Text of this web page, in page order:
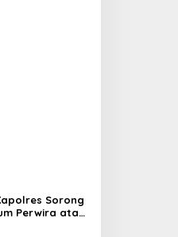
Sorong
Perwira atas